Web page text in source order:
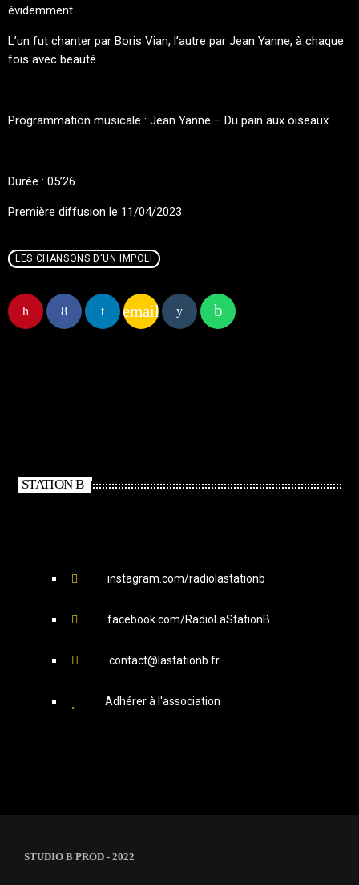
évidemment.
L’un fut chanter par Boris Vian, l’autre par Jean Yanne, à chaque
fois avec beauté.
Programmation musicale : Jean Yanne – Du pain aux oiseaux
Durée : 05’26
Première diffusion le 11/04/2023
LES CHANSONS D'UN IMPOLI
email
STATION B
instagram.com/radiolastationb
facebook.com/RadioLaStationB
contact@lastationb.fr
Adhérer à l'association
STUDIO B PROD - 2022